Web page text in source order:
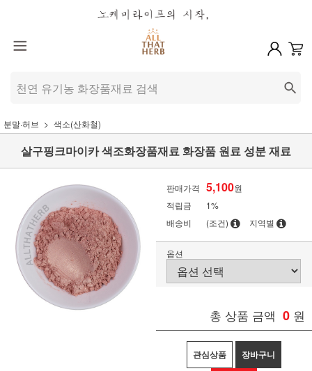
분말·허브 색소(산화철)
살구핑크마이카 색조화장품재료 화장품 원료 성분 재료
판매가격 5,100원
적립금
1%
배송비
(조건) 지역별
옵션
총 상품 금액 0 원
관심상품 장바구니